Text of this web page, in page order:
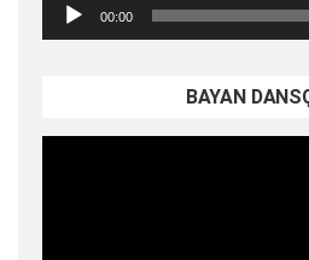
00:00
BAYAN